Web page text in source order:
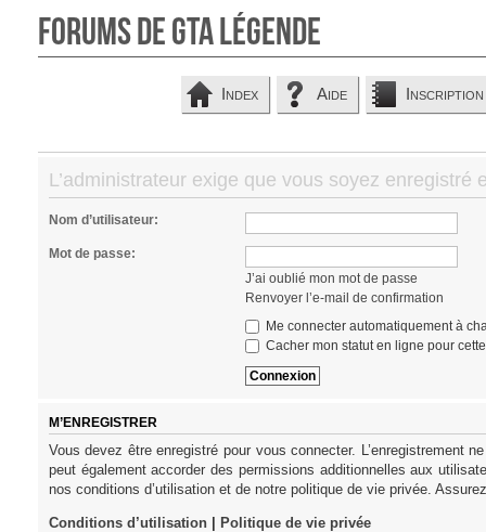
Forums de GTA Légende
Index Aide Inscription
L’administrateur exige que vous soyez enregistré
Nom d’utilisateur:
Mot de passe:
J’ai oublié mon mot de passe
Renvoyer l’e-mail de confirmation
Me connecter automatiquement à
Cacher mon statut en ligne pour
M’ENREGISTRER
Vous devez être enregistré pour vous connecter. L’enregistrement
peut également accorder des permissions additionnelles aux
nos conditions d’utilisation et de notre politique de vie privée.
Conditions d’utilisation| Politique de vie privée